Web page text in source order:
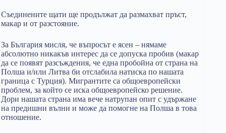
Съединените щати ще продължат да размахват пръст,
макар и от разстояние.
За България мисля, че въпросът е ясен – нямаме
абсолютно никакъв интерес да се допуска пробив (макар
да се появят разсъждения, че една пробойна от страна на
Полша и/или Литва би отслабила натиска по нашата
граница с Турция). Мигрантите са общоевропейски
проблем, за който се иска общоевропейско решение.
Дори нашата страна има вече натрупан опит с удържане
на предишни вълни и може да помогне на Полша в това
отношение.